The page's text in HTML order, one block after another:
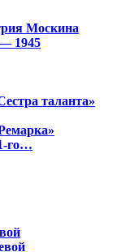
Москина
1945
таланта»
го…